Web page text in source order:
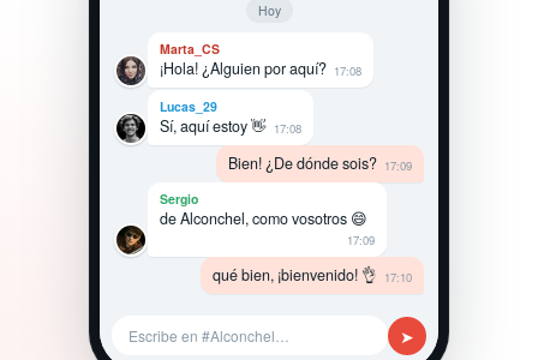
Hoy
Marta_CS
¡Hola! ¿Alguien por aquí? 17:08
Lucas_29
Sí, aquí estoy 👋 17:08
Bien! ¿De dónde sois? 17:09
Sergio
de Alconchel, como vosotros 😄
17:09
qué bien, ¡bienvenido! 👌 17:10
Escribe en #Alconchel… ➤